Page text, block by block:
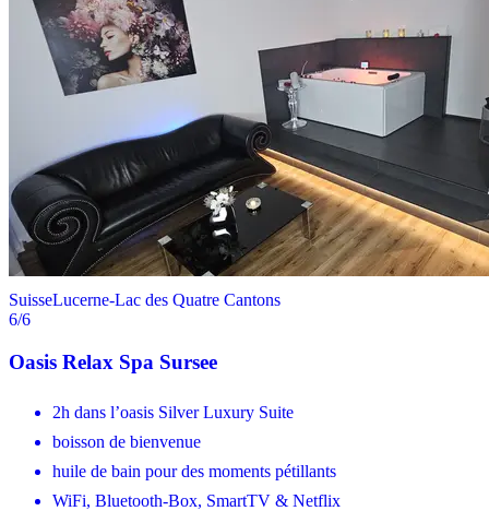
SuisseLucerne-Lac des Quatre Cantons
6/6
Oasis Relax Spa Sursee
2h dans l’oasis Silver Luxury Suite
boisson de bienvenue
huile de bain pour des moments pétillants
WiFi, Bluetooth-Box, SmartTV & Netflix